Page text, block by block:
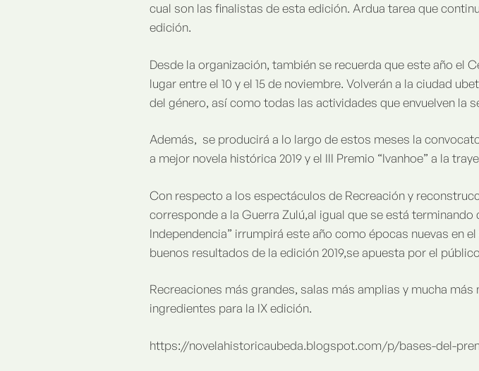
cual son las finalistas de esta edición. Ardua tarea que
edición.
Desde la organización, también se recuerda que este año el
lugar entre el 10 y el 15 de noviembre. Volverán a la ciudad
del género, así como todas las actividades que envuelven la
Además, se producirá a lo largo de estos meses la
a mejor novela histórica 2019 y el III Premio “Ivanhoe” a la
Con respecto a los espectáculos de Recreación y
corresponde a la Guerra Zulú,al igual que se está
Independencia” irrumpirá este año como épocas nuevas en
buenos resultados de la edición 2019,se apuesta por el
Recreaciones más grandes, salas más amplias y mucha
ingredientes para la IX edición.
https://novelahistoricaubeda.blogspot.com/p/bases-del-